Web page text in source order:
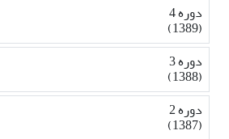
دوره 4
(1389)
دوره 3
(1388)
دوره 2
(1387)